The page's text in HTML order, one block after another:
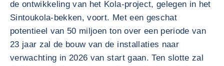
de ontwikkeling van het Kola-project, gelegen in het
Sintoukola-bekken, voort. Met een geschat
potentieel van 50 miljoen ton over een periode van
23 jaar zal de bouw van de installaties naar
verwachting in 2026 van start gaan. Ten slotte zal